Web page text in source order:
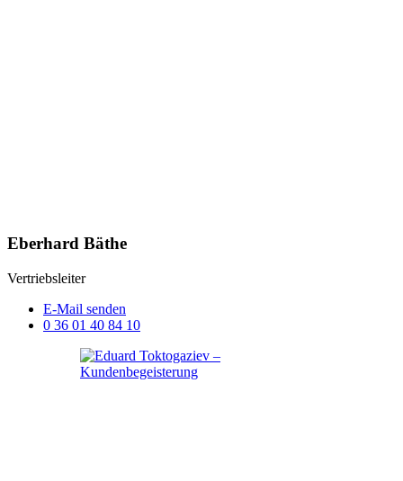
Eberhard Bäthe
Vertriebsleiter
E-Mail senden
0 36 01 40 84 10